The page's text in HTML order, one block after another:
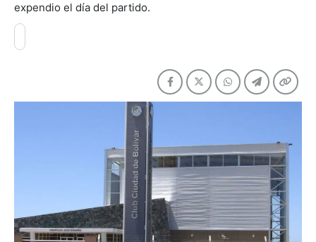
expendio el día del partido.